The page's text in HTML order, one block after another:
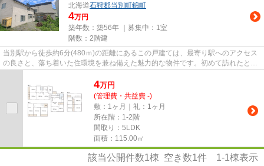
北海道石狩郡当別町錦町
4万円
築年数：築56年 ｜募集中： 1室
階数：2階建
当別駅から徒歩約6分(480ｍ)の距離にあるこの戸建ては、最寄り駅へのアクセス
の良さと、落ち着いた住環境を兼ね備えた魅力的な物件です。初めて訪れたと
4万円
(管理費・共益費 -)
敷：1ヶ月｜礼：1ヶ月
所在階：1-2階
間取り：5LDK
面積：115.00㎡
該当公開件数1棟 空き数1件 1-1棟表示